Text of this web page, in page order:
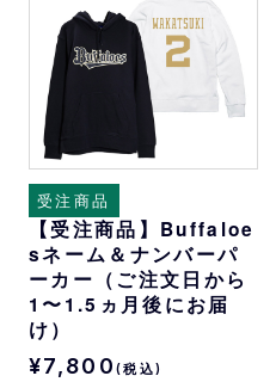
受注商品
【受注商品】Buffaloe
sネーム＆ナンバーパ
ーカー（ご注文日から
1〜1.5ヵ月後にお届
け）
¥7,800 (税込)